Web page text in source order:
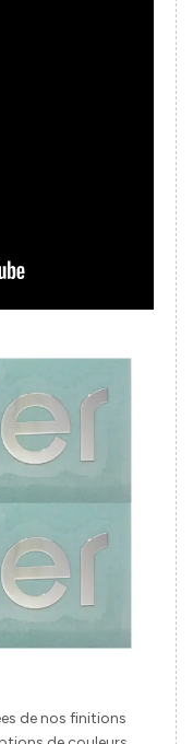
de nos finitions